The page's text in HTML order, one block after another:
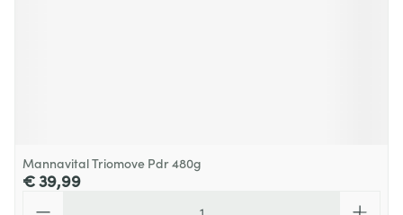
Mannavital Triomove Pdr 480g
€ 39,99